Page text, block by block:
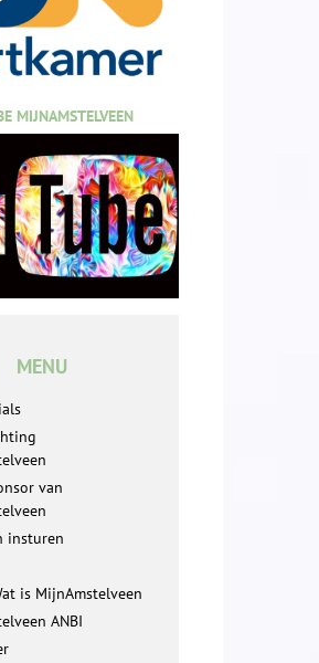
MIJNAMSTELVEEN
MENU
van
insturen
is MijnAmstelveen
ANBI